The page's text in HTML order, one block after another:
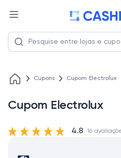
Cupons Cupom Electrolux
Cupom Electrolux
4.8 16